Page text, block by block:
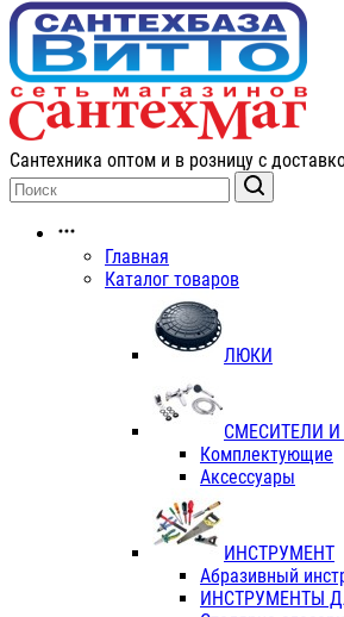
Сантехника оптом и в розницу с
Главная
Каталог товаров
ЛЮКИ
СМЕСИТЕЛИ
Комплектующие
Аксессуары
ИНСТРУМЕНТ
Абразивный
ИНСТРУМЕНТЫ